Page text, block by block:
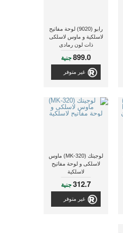
رابو (9020) لوحة مفاتيح
لاسلكية و ماوس لاسلكى
ذات لون رمادى
899.0جنية
غير متوفر
لوجيتك (MK-320) ماوس
لاسلكى و لوحة مفاتيح
لاسلكية
312.7جنية
غير متوفر